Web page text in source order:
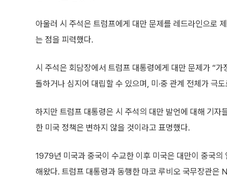
아울러 시 주석은 트럼프에게 대만 문제를 레드라인으로
는 점을 피력했다.
시 주석은 회담장에서 트럼프 대통령에게 대만 문제가 “
돌하거나 심지어 대립할 수 있으며, 미·중 관계 전체가 극
하지만 트럼프 대통령은 시 주석의 대만 발언에 대해 기
한 미국 정책은 변하지 않을 것이라고 표명했다.
1979년 미국과 중국이 수교한 이후 미국은 대만이 중국의
해왔다. 트럼프 대통령과 동행한 마코 루비오 국무장관은